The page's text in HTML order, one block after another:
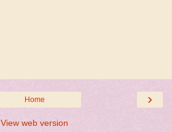
›
Home
View web version